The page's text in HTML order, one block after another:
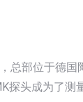
总部位于德国
头成为了测